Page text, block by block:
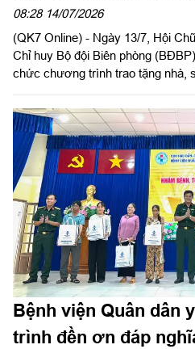
08:28 14/07/2026
(QK7 Online) - Ngày 13/7, Hội
Chỉ huy Bộ đội Biên phòng
chức chương trình trao tặng nhà,
địa bàn xã Quảng Trực, tỉnh Lâm
Bệnh viện Quân dân
trình đền ơn đáp